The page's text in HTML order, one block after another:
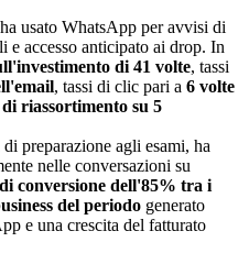
usato WhatsApp per avvisi di
e accesso anticipato ai drop. In
di 41 volte, tassi
, tassi di clic pari a 6 volte
di riassortimento su 5
preparazione agli esami, ha
nelle conversazioni su
conversione dell'85% tra i
del periodo generato
e una crescita del fatturato